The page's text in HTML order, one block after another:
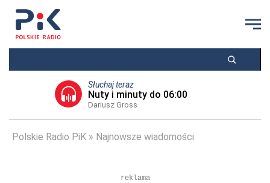
Słuchaj teraz
Nuty i minuty do 06:00
Dariusz Gross
Polskie Radio PiK Najnowsze wiadomości
reklama